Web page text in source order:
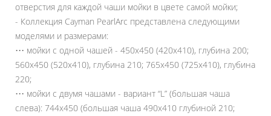
отверстия для каждой чаши мойки в цвете самой мойки;
- Коллекция Cayman PearlArc представлена следующими
моделями и размерами:
••• мойки с одной чашей - 450x450 (420x410), глубина 200;
560х450 (520х410), глубина 210; 765х450 (725х410), глубина
220;
••• мойки с двумя чашами - вариант “L” (большая чаша
слева): 744x450 (большая чаша 490х410 глубиной 210;